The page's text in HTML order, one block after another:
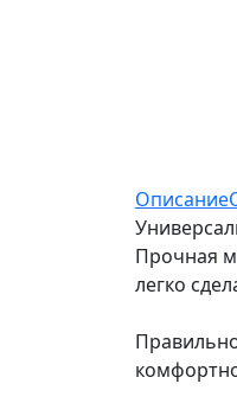
Описание
Прочная
легко